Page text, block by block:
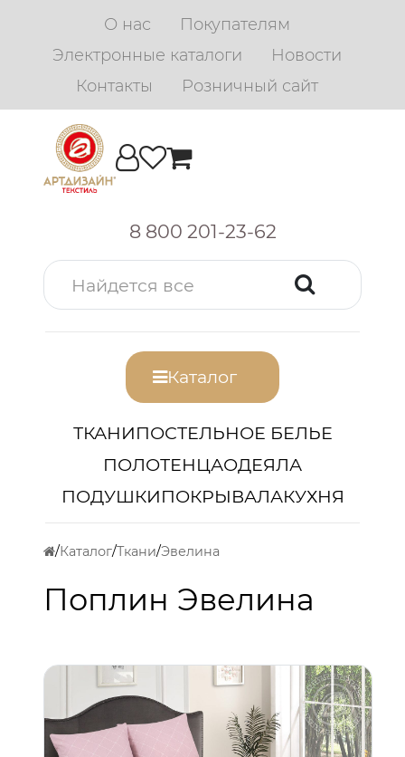
О нас
Покупателям
Электронные каталоги
Новости
Контакты
Розничный сайт
8 800 201-23-62
Каталог
ТКАНИПОСТЕЛЬНОЕ БЕЛЬЕ
ПОЛОТЕНЦАОДЕЯЛА
ПОДУШКИПОКРЫВАЛАКУХНЯ
Каталог Ткани Эвелина
Поплин Эвелина